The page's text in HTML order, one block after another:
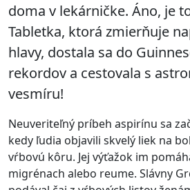
doma v lekárničke. Áno, je
Tabletka, ktorá zmierňuje
hlavy, dostala sa do
rekordov a cestovala s
vesmíru!
Neuveriteľný príbeh aspirínu sa
kedy ľudia objavili skvelý liek na
vŕbovú kôru. Jej výťažok im
migrénach alebo reume. Slávny